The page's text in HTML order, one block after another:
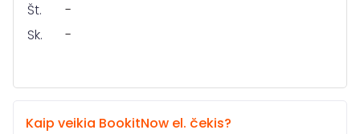
Št.
-
Sk.
-
Kaip veikia BookitNow el. čekis?